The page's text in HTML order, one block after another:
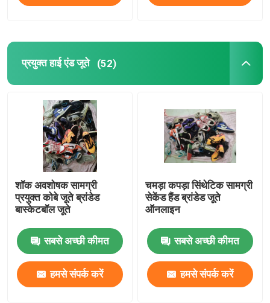
प्रयुक्त हाई एंड जूते
दूसरे हाथ के बैग
सेकेंड हैंड लक्ज़री बैग
बच्चों के प्रयुक्त जूते
कैज़ुअल शरद ऋतु पोशाकें
प्रयुक्त हाई एंड जूते (52)
शॉक अवशोषक सामग्री
प्रयुक्त कोबे जूते ब्रांडेड
बास्केटबॉल जूते
सबसे अच्छी कीमत
हमसे संपर्क करें
चमड़ा कपड़ा सिंथेटिक सामग्री
सेकेंड हैंड ब्रांडेड जूते
ऑनलाइन
सबसे अच्छी कीमत
हमसे संपर्क करें